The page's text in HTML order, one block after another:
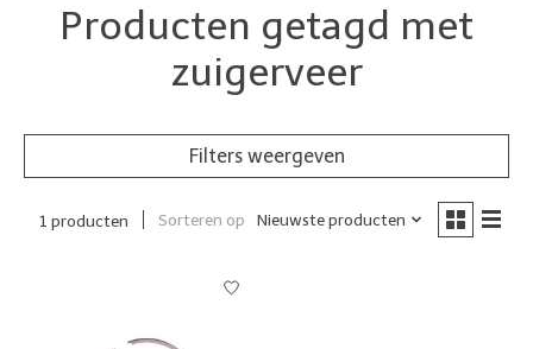
Producten getagd met
zuigerveer
Filters weergeven
1 producten Sorteren op Nieuwste producten